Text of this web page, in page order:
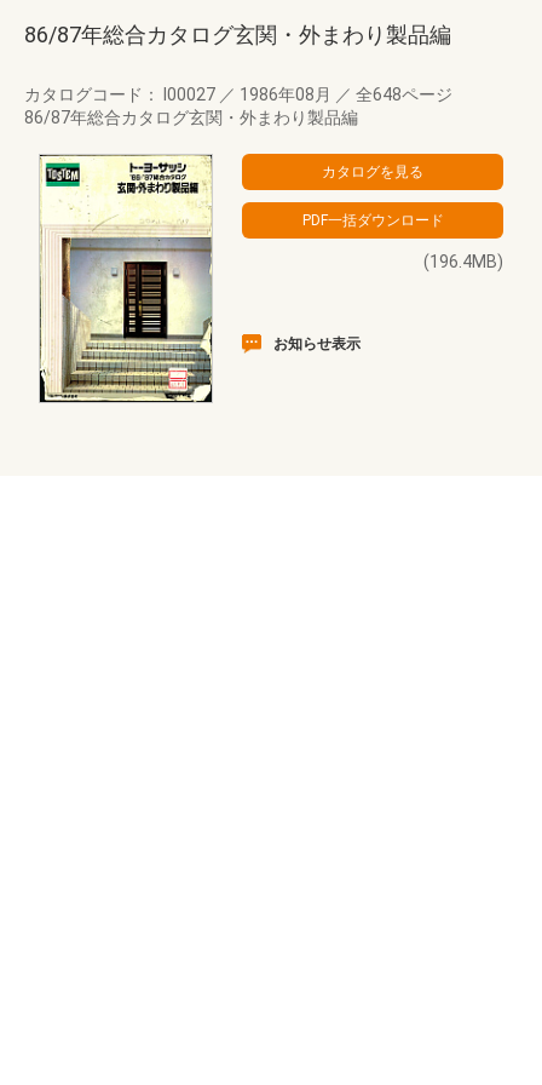
86/87年総合カタログ玄関・外まわり製品編
カタログコード： I00027 ／ 1986年08月 ／ 全648ページ
86/87年総合カタログ玄関・外まわり製品編
(196.4MB)
お知らせ表示